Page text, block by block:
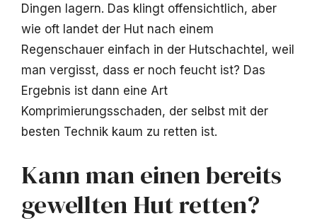
Dingen lagern. Das klingt offensichtlich, aber
wie oft landet der Hut nach einem
Regenschauer einfach in der Hutschachtel, weil
man vergisst, dass er noch feucht ist? Das
Ergebnis ist dann eine Art
Komprimierungsschaden, der selbst mit der
besten Technik kaum zu retten ist.
Kann man einen bereits
gewellten Hut retten?